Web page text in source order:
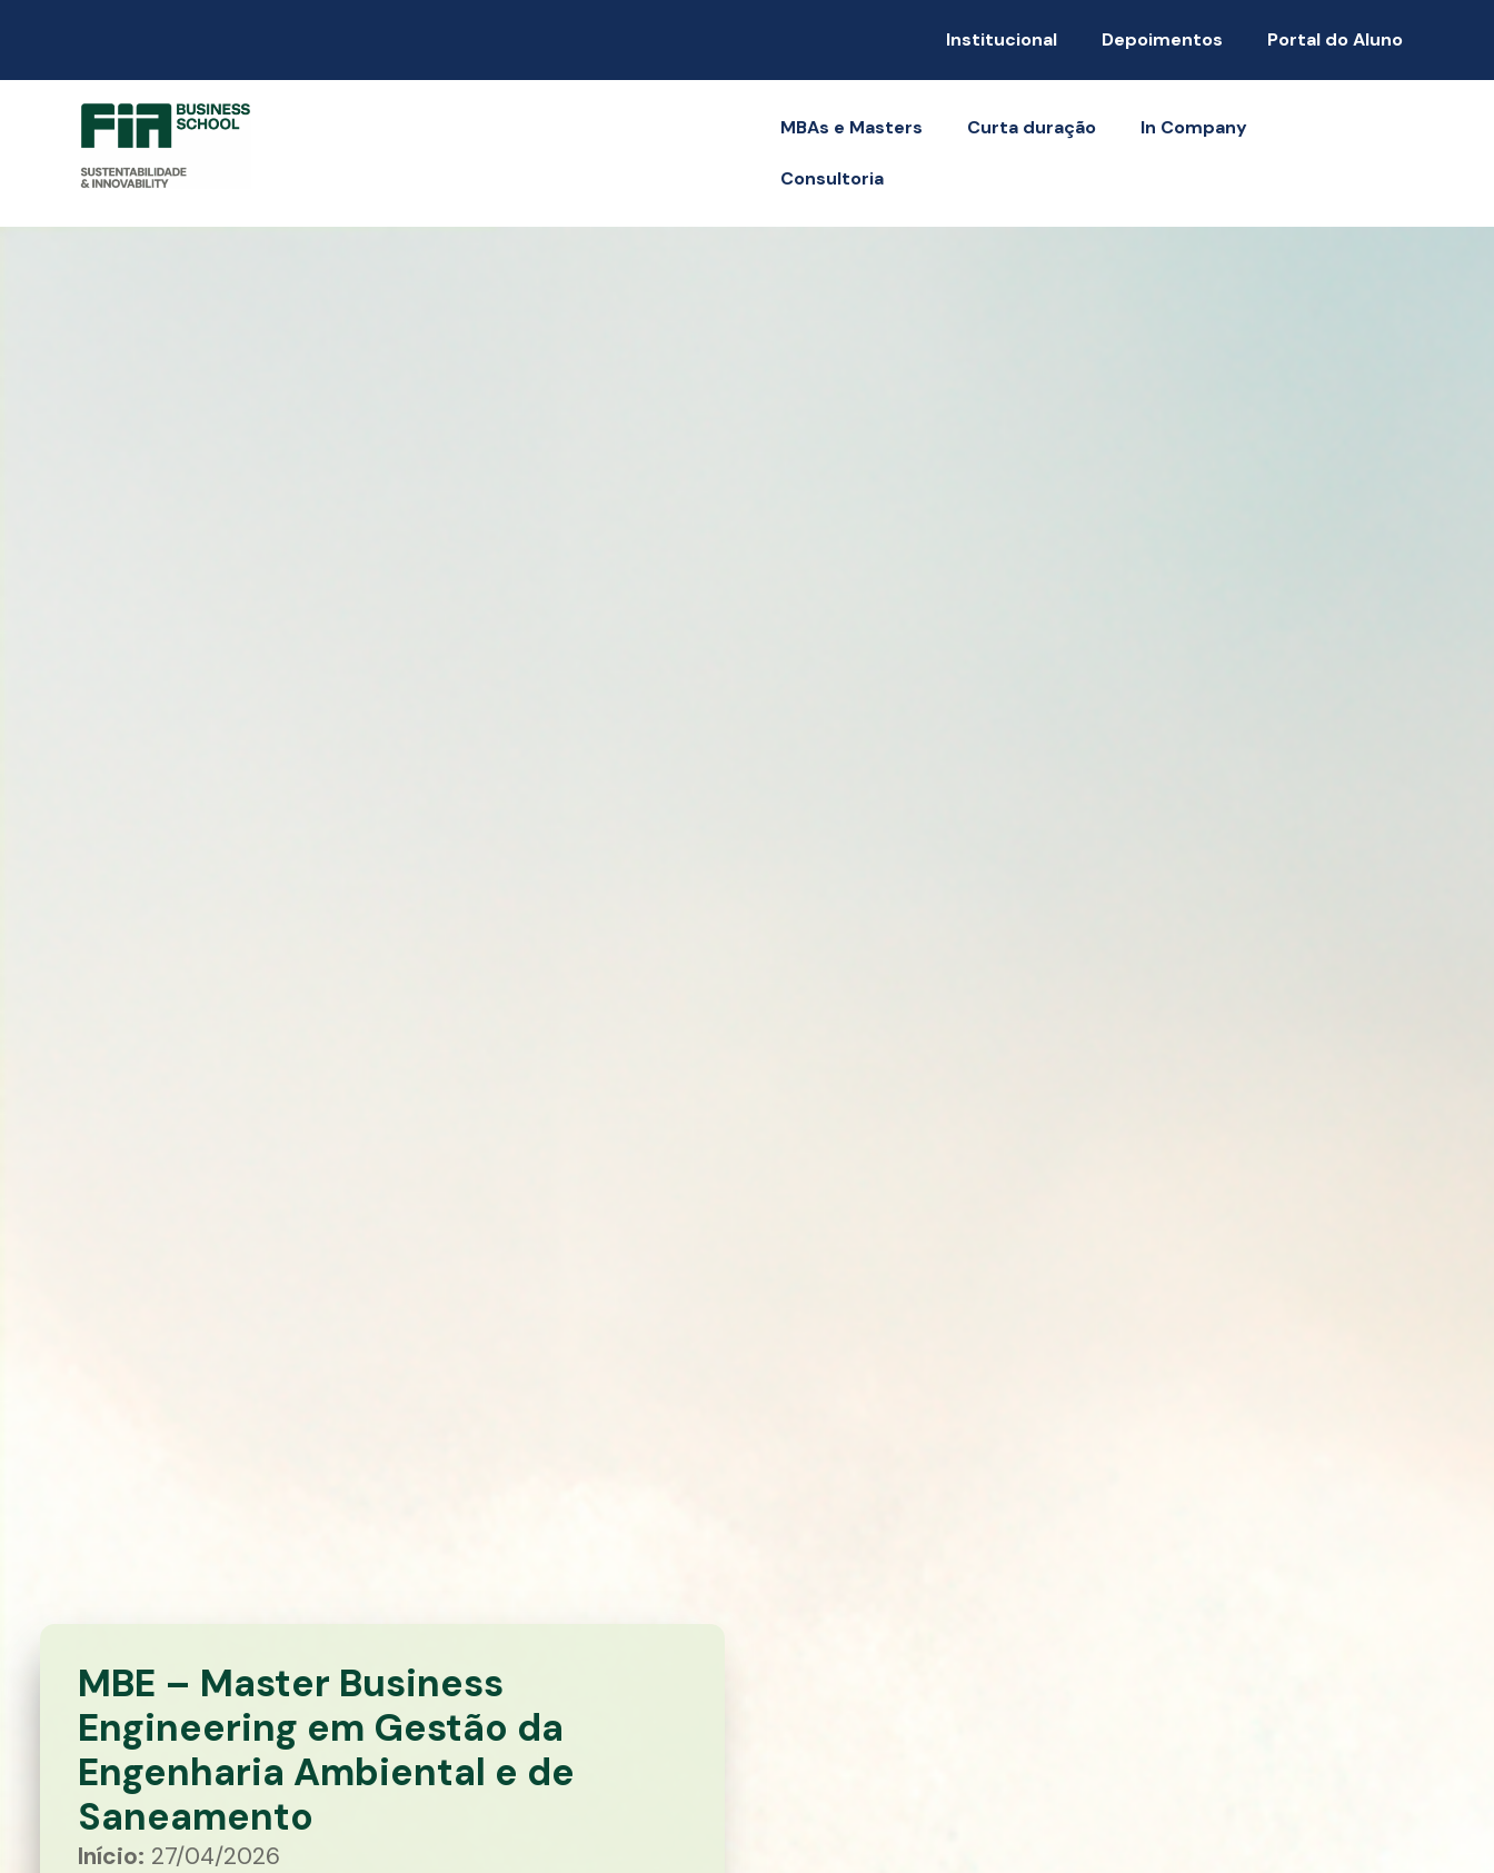
Institucional Depoimentos Portal do Aluno
MBAs e Masters Curta duração In Company
Consultoria
MBE – Master Business
Engineering em Gestão da
Engenharia Ambiental e de
Saneamento
Início: 27/04/2026